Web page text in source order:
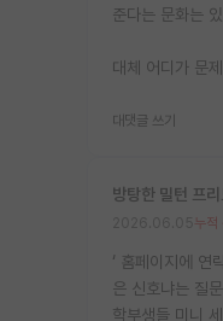
준다는 문화는
대체 어디가 문
대댓글 쓰기
방탕한 밀턴 프
누적
‘ 홈페이지에 연
은 신호냐는 질
학부생들 미니